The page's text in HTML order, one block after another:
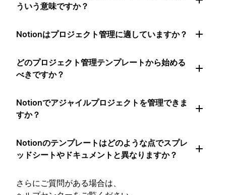
ういう意味ですか？
Notionはプロジェクト管理に適していますか？
どのプロジェクト管理テンプレートから始める
べきですか？
Notionでアジャイルプロジェクトを管理できま
すか？
Notionのテンプレートはどのような点でスプレ
ッドシートやドキュメントと異なりますか？
さらにご質問がある場合は、